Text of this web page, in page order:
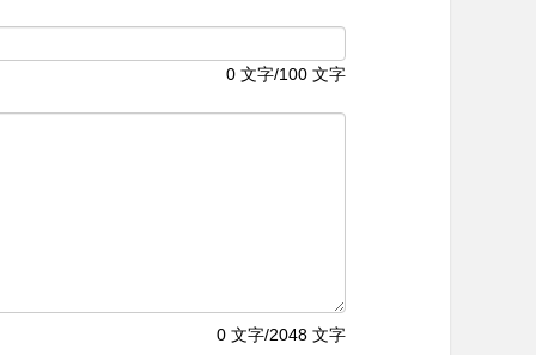
0 文字/100 文字
0 文字/2048 文字